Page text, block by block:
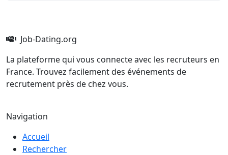
Job-Dating.org
La plateforme qui vous connecte avec les recruteurs en
France. Trouvez facilement des événements de
recrutement près de chez vous.
Navigation
Accueil
Rechercher